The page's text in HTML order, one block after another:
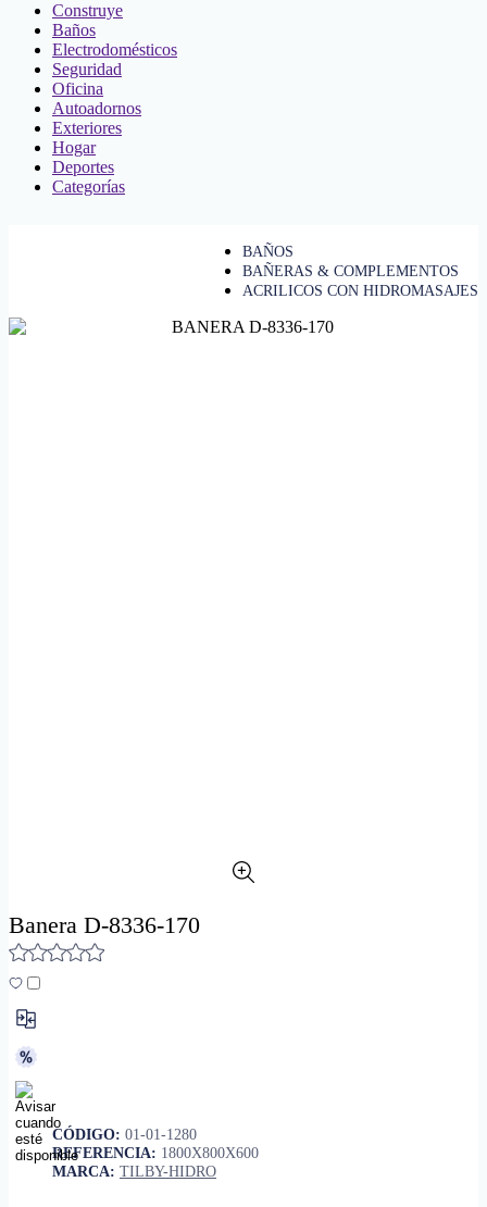
Construye
Baños
Electrodomésticos
Seguridad
Oficina
Autoadornos
Exteriores
Hogar
Deportes
Categorías
BAÑOS
BAÑERAS & COMPLEMENTOS
ACRILICOS CON HIDROMASAJES
Banera D-8336-170
CÓDIGO: 01-01-1280
REFERENCIA: 1800X800X600
MARCA: TILBY-HIDRO